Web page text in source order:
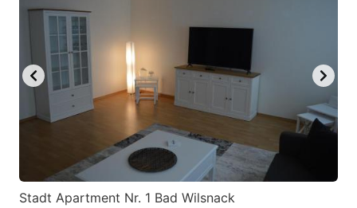
Stadt Apartment Nr. 1 Bad Wilsnack